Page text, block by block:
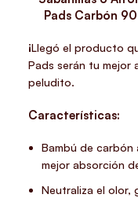
Pads Carbón
¡Llegó el producto
Pads serán tu mejor
peludito.
Características:
Bambú de carbón
mejor absorción
Neutraliza el olor,